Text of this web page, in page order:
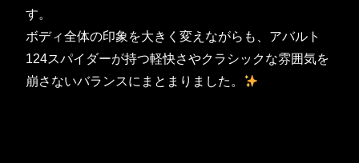
す。
ボディ全体の印象を大きく変えながらも、アバルト
124スパイダーが持つ軽快さやクラシックな雰囲気を
崩さないバランスにまとまりました。